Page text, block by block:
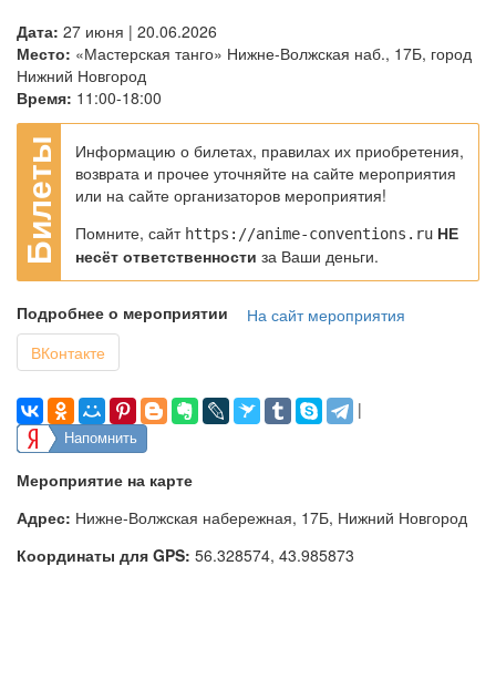
Дата: 27 июня | 20.06.2026
Место: «Мастерская танго» Нижне-Волжская наб., 17Б, город
Нижний Новгород
Время: 11:00-18:00
Информацию о билетах, правилах их приобретения,
возврата и прочее уточняйте на сайте мероприятия
или на сайте организаторов мероприятия!
Помните, сайт https://anime-conventions.ru НЕ
несёт ответственности за Ваши деньги.
Подробнее о мероприятии
На сайт мероприятия
ВКонтакте
|
Напомнить
Мероприятие на карте
Адрес: Нижне-Волжская набережная, 17Б, Нижний Новгород
Координаты для GPS: 56.328574, 43.985873